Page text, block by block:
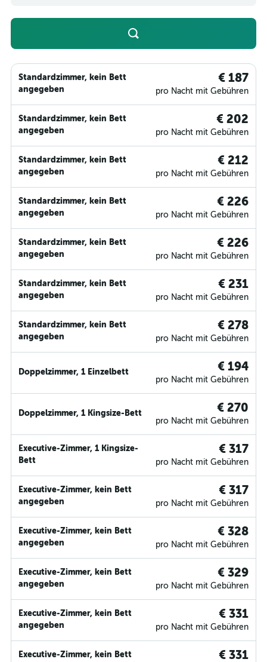
Standardzimmer, kein Bett
angegeben
€ 187
pro Nacht mit Gebühren
Standardzimmer, kein Bett
angegeben
€ 202
pro Nacht mit Gebühren
Standardzimmer, kein Bett
angegeben
€ 212
pro Nacht mit Gebühren
Standardzimmer, kein Bett
angegeben
€ 226
pro Nacht mit Gebühren
Standardzimmer, kein Bett
angegeben
€ 226
pro Nacht mit Gebühren
Standardzimmer, kein Bett
angegeben
€ 231
pro Nacht mit Gebühren
Standardzimmer, kein Bett
angegeben
€ 278
pro Nacht mit Gebühren
Doppelzimmer, 1 Einzelbett € 194
pro Nacht mit Gebühren
Doppelzimmer, 1 Kingsize-Bett € 270
pro Nacht mit Gebühren
Executive-Zimmer, 1 Kingsize-
Bett
€ 317
pro Nacht mit Gebühren
Executive-Zimmer, kein Bett
angegeben
€ 317
pro Nacht mit Gebühren
Executive-Zimmer, kein Bett
angegeben
€ 328
pro Nacht mit Gebühren
Executive-Zimmer, kein Bett
angegeben
€ 329
pro Nacht mit Gebühren
Executive-Zimmer, kein Bett
angegeben
€ 331
pro Nacht mit Gebühren
Executive-Zimmer, kein Bett
€ 331